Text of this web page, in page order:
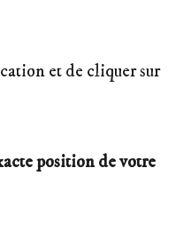
et de cliquer sur
position de votre